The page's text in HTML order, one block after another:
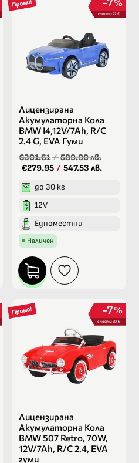
Промо! %
7
спести 22 €
Лицензирана
Акумулаторна Кола
BMW I4,12V/7Ah, R/C
2.4 G, EVA Гуми
€301.61/589.90 лв.
€279.95 / 547.53 лв.
до 30 кг
12V
Едноместни
Наличен
Промо! %
7
спести 30 €
Лицензирана
Акумулаторна Кола
BMW 507 Retro, 70W,
12V/7Ah, R/C 2.4, EVA
гуми